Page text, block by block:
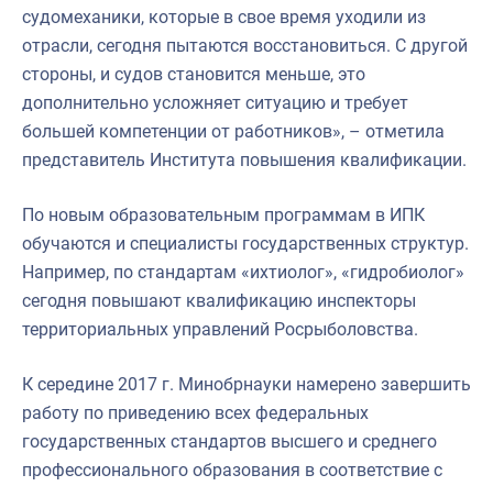
судомеханики, которые в свое время уходили из
отрасли, сегодня пытаются восстановиться. С другой
стороны, и судов становится меньше, это
дополнительно усложняет ситуацию и требует
большей компетенции от работников», – отметила
представитель Института повышения квалификации.
По новым образовательным программам в ИПК
обучаются и специалисты государственных структур.
Например, по стандартам «ихтиолог», «гидробиолог»
сегодня повышают квалификацию инспекторы
территориальных управлений Росрыболовства.
К середине 2017 г. Минобрнауки намерено завершить
работу по приведению всех федеральных
государственных стандартов высшего и среднего
профессионального образования в соответствие с